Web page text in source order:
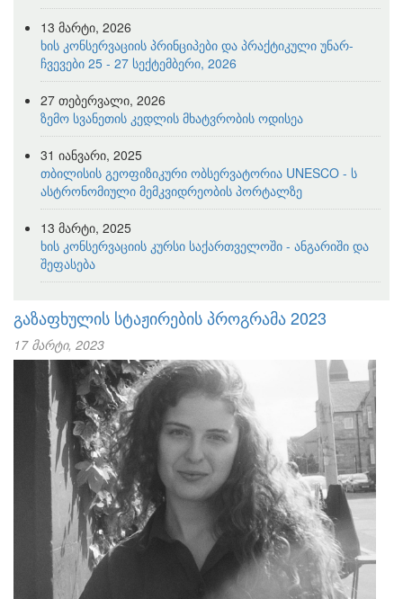
13 მარტი, 2026
ხის კონსერვაციის პრინციპები და პრაქტიკული უნარ-
ჩვევები 25 - 27 სექტემბერი, 2026
27 თებერვალი, 2026
ზემო სვანეთის კედლის მხატვრობის ოდისეა
31 იანვარი, 2025
თბილისის გეოფიზიკური ობსერვატორია UNESCO - ს
ასტრონომიული მემკვიდრეობის პორტალზე
13 მარტი, 2025
ხის კონსერვაციის კურსი საქართველოში - ანგარიში და
შეფასება
გაზაფხულის სტაჟირების პროგრამა 2023
17 მარტი, 2023